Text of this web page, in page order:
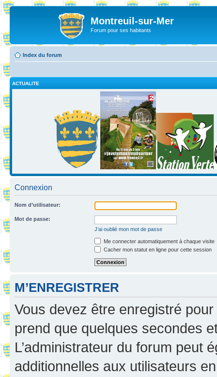
Montreuil-sur-Mer
Forum pour ses habitants
Index du forum
ACTUALITE
Connexion
Nom d’utilisateur:
Mot de passe:
J’ai oublié mon mot de passe
Me connecter automatiquement à chaque visite
Cacher mon statut en ligne pour cette session
M’ENREGISTRER
Vous devez être enregistré
prend que quelques secondes
L’administrateur du forum peut
additionnelles aux utilisateurs